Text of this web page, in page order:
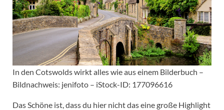
In den Cotswolds wirkt alles wie aus einem Bilderbuch –
Bildnachweis: jenifoto – iStock-ID: 177096616
Das Schöne ist, dass du hier nicht das eine große Highlight